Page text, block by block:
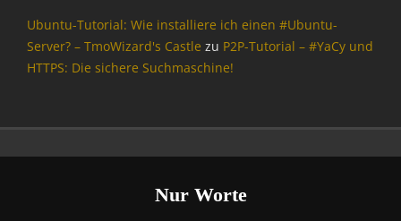
Ubuntu-Tutorial: Wie installiere ich einen #Ubuntu-
Server? – TmoWizard's Castle zu P2P-Tutorial – #YaCy und
HTTPS: Die sichere Suchmaschine!
Nur Worte